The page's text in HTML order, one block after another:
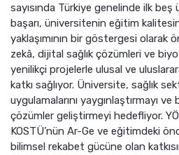
sayısında Türkiye genelinde ilk beş
başarı, üniversitenin eğitim
yaklaşımının bir göstergesi olarak
zekâ, dijital sağlık çözümleri ve
yenilikçi projelerle ulusal ve
katkı sağlıyor. Üniversite, sağlık
uygulamalarını yaygınlaştırmayı
çözümler geliştirmeyi hedefliyor.
KOSTÜ’nün Ar-Ge ve eğitimdeki
bilimsel rekabet gücüne olan